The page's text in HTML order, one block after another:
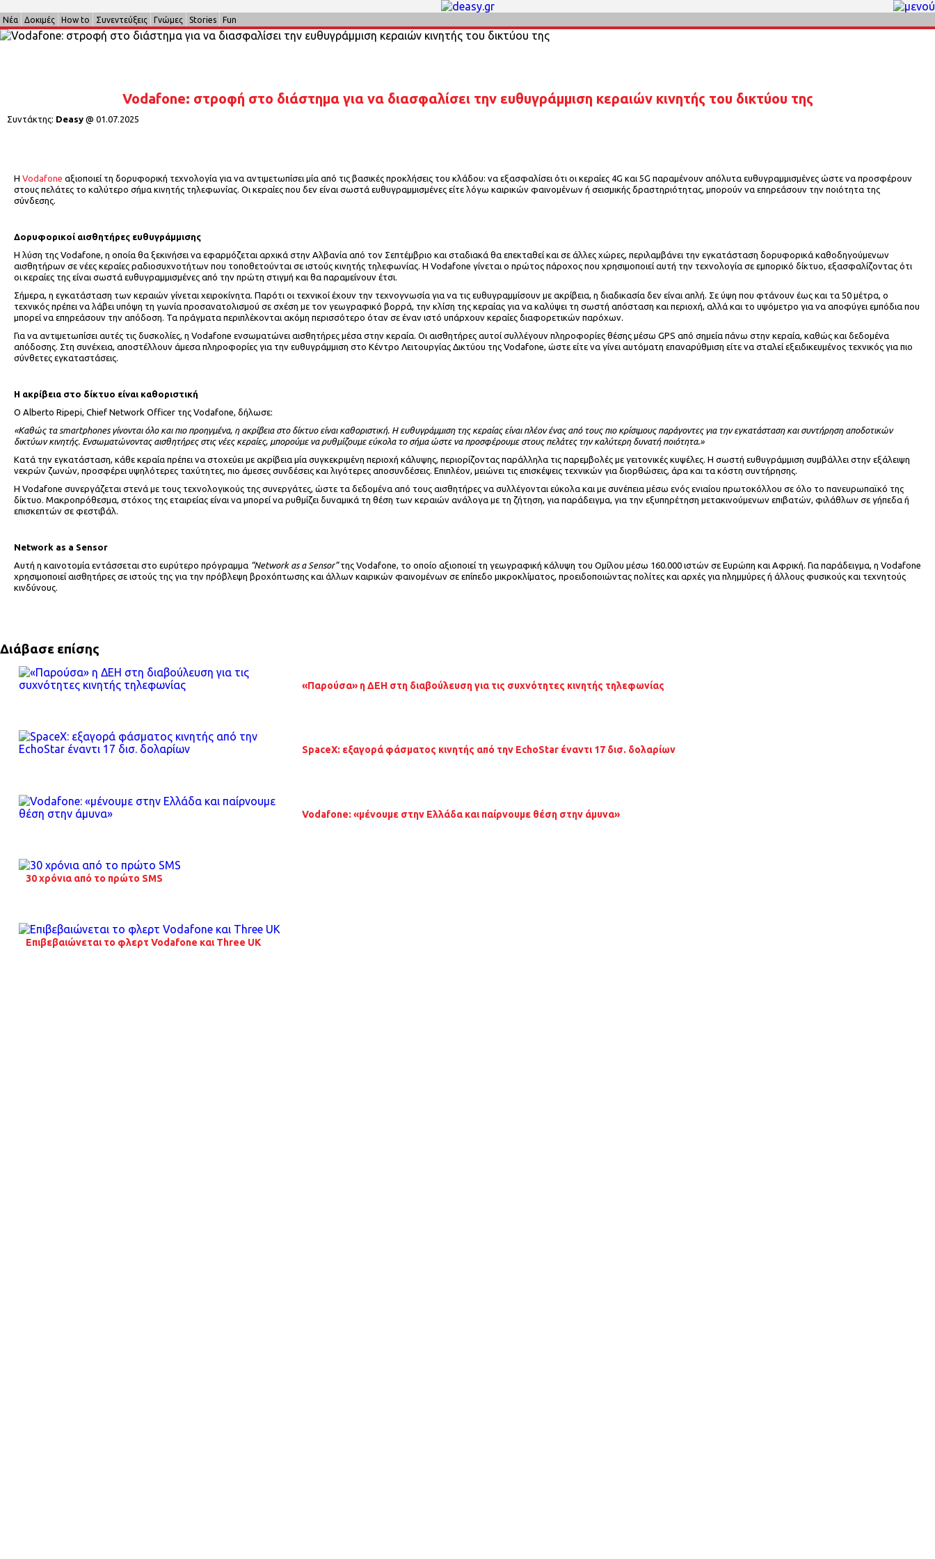
Νέα Δοκιμές How to Συνεντεύξεις Γνώμες Stories Fun
Vodafone: στροφή στο διάστημα για να διασφαλίσει την ευθυγράμμιση κεραιών κινητής του δικτύου της
Συντάκτης: Deasy @ 01.07.2025
Η Vodafone αξιοποιεί τη δορυφορική τεχνολογία για να αντιμετωπίσει μία από τις βασικές προκλήσεις του κλάδου: να εξασφαλίσει ότι οι κεραίες 4G και 5G παραμένουν απόλυτα ευθυγραμμισμένες ώστε να προσφέρουν
στους πελάτες το καλύτερο σήμα κινητής τηλεφωνίας. Οι κεραίες που δεν είναι σωστά ευθυγραμμισμένες είτε λόγω καιρικών φαινομένων ή σεισμικής δραστηριότητας, μπορούν να επηρεάσουν την ποιότητα της
σύνδεσης.
Δορυφορικοί αισθητήρες ευθυγράμμισης
Η λύση της Vodafone, η οποία θα ξεκινήσει να εφαρμόζεται αρχικά στην Αλβανία από τον Σεπτέμβριο και σταδιακά θα επεκταθεί και σε άλλες χώρες, περιλαμβάνει την εγκατάσταση δορυφορικά καθοδηγούμενων
αισθητήρων σε νέες κεραίες ραδιοσυχνοτήτων που τοποθετούνται σε ιστούς κινητής τηλεφωνίας. Η Vodafone γίνεται ο πρώτος πάροχος που χρησιμοποιεί αυτή την τεχνολογία σε εμπορικό δίκτυο, εξασφαλίζοντας ότι
οι κεραίες της είναι σωστά ευθυγραμμισμένες από την πρώτη στιγμή και θα παραμείνουν έτσι.
Σήμερα, η εγκατάσταση των κεραιών γίνεται χειροκίνητα. Παρότι οι τεχνικοί έχουν την τεχνογνωσία για να τις ευθυγραμμίσουν με ακρίβεια, η διαδικασία δεν είναι απλή. Σε ύψη που φτάνουν έως και τα 50 μέτρα, ο
τεχνικός πρέπει να λάβει υπόψη τη γωνία προσανατολισμού σε σχέση με τον γεωγραφικό βορρά, την κλίση της κεραίας για να καλύψει τη σωστή απόσταση και περιοχή, αλλά και το υψόμετρο για να αποφύγει εμπόδια που
μπορεί να επηρεάσουν την απόδοση. Τα πράγματα περιπλέκονται ακόμη περισσότερο όταν σε έναν ιστό υπάρχουν κεραίες διαφορετικών παρόχων.
Για να αντιμετωπίσει αυτές τις δυσκολίες, η Vodafone ενσωματώνει αισθητήρες μέσα στην κεραία. Οι αισθητήρες αυτοί συλλέγουν πληροφορίες θέσης μέσω GPS από σημεία πάνω στην κεραία, καθώς και δεδομένα
απόδοσης. Στη συνέχεια, αποστέλλουν άμεσα πληροφορίες για την ευθυγράμμιση στο Κέντρο Λειτουργίας Δικτύου της Vodafone, ώστε είτε να γίνει αυτόματη επαναρύθμιση είτε να σταλεί εξειδικευμένος τεχνικός για πιο
σύνθετες εγκαταστάσεις.
Η ακρίβεια στο δίκτυο είναι καθοριστική
Ο Alberto Ripepi, Chief Network Officer της Vodafone, δήλωσε:
«Καθώς τα smartphones γίνονται όλο και πιο προηγμένα, η ακρίβεια στο δίκτυο είναι καθοριστική. Η ευθυγράμμιση της κεραίας είναι πλέον ένας από τους πιο κρίσιμους παράγοντες για την εγκατάσταση και συντήρηση αποδοτικών
δικτύων κινητής. Ενσωματώνοντας αισθητήρες στις νέες κεραίες, μπορούμε να ρυθμίζουμε εύκολα το σήμα ώστε να προσφέρουμε στους πελάτες την καλύτερη δυνατή ποιότητα.»
Κατά την εγκατάσταση, κάθε κεραία πρέπει να στοχεύει με ακρίβεια μία συγκεκριμένη περιοχή κάλυψης, περιορίζοντας παράλληλα τις παρεμβολές με γειτονικές κυψέλες. Η σωστή ευθυγράμμιση συμβάλλει στην εξάλειψη
νεκρών ζωνών, προσφέρει υψηλότερες ταχύτητες, πιο άμεσες συνδέσεις και λιγότερες αποσυνδέσεις. Επιπλέον, μειώνει τις επισκέψεις τεχνικών για διορθώσεις, άρα και τα κόστη συντήρησης.
Η Vodafone συνεργάζεται στενά με τους τεχνολογικούς της συνεργάτες, ώστε τα δεδομένα από τους αισθητήρες να συλλέγονται εύκολα και με συνέπεια μέσω ενός ενιαίου πρωτοκόλλου σε όλο το πανευρωπαϊκό της
δίκτυο. Μακροπρόθεσμα, στόχος της εταιρείας είναι να μπορεί να ρυθμίζει δυναμικά τη θέση των κεραιών ανάλογα με τη ζήτηση, για παράδειγμα, για την εξυπηρέτηση μετακινούμενων επιβατών, φιλάθλων σε γήπεδα ή
επισκεπτών σε φεστιβάλ.
Network as a Sensor
Αυτή η καινοτομία εντάσσεται στο ευρύτερο πρόγραμμα “Network as a Sensor”της Vodafone, το οποίο αξιοποιεί τη γεωγραφική κάλυψη του Ομίλου μέσω 160.000 ιστών σε Ευρώπη και Αφρική. Για παράδειγμα, η Vodafone
χρησιμοποιεί αισθητήρες σε ιστούς της για την πρόβλεψη βροχόπτωσης και άλλων καιρικών φαινομένων σε επίπεδο μικροκλίματος, προειδοποιώντας πολίτες και αρχές για πλημμύρες ή άλλους φυσικούς και τεχνητούς
κινδύνους.
Διάβασε επίσης
«Παρούσα» η ΔΕΗ στη διαβούλευση για τις συχνότητες κινητής τηλεφωνίας
SpaceX: εξαγορά φάσματος κινητής από την EchoStar έναντι 17 δισ. δολαρίων
Vodafone: «μένουμε στην Ελλάδα και παίρνουμε θέση στην άμυνα»
30 χρόνια από το πρώτο SMS
Επιβεβαιώνεται το φλερτ Vodafone και Three UK